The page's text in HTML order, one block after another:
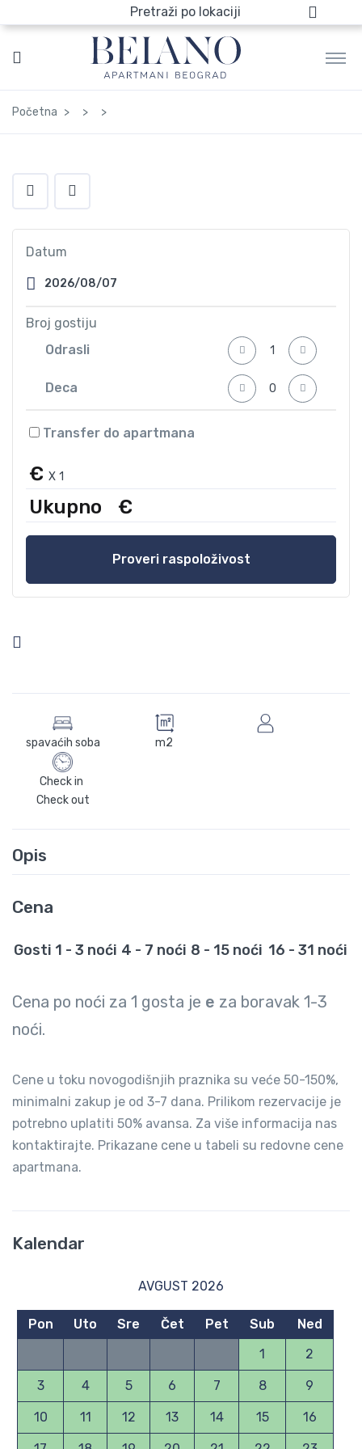
Pretraži po lokaciji
Početna
spavaćih soba m2
Check in
Check out
Opis
Cena
Gosti 1 - 3 noći 4 - 7 noći 8 - 15 noći 16 - 31 noći
Cena po noći za 1 gosta je e za boravak 1-3
noći.
Cene u toku novogodišnjih praznika su veće 50-150%,
minimalni zakup je od 3-7 dana. Prilikom rezervacije je
potrebno uplatiti 50% avansa. Za više informacija nas
kontaktirajte. Prikazane cene u tabeli su redovne cene
apartmana.
Kalendar
AVGUST 2026
Pon Uto Sre Čet Pet Sub
Ned
1
2
3 4 5 6 7 8 9
10 11 12 13 14 15 16
Datum
Broj gostiju
Odrasli
Deca
Transfer do apartmana
€ X 1
Ukupno €
Proveri raspoloživost